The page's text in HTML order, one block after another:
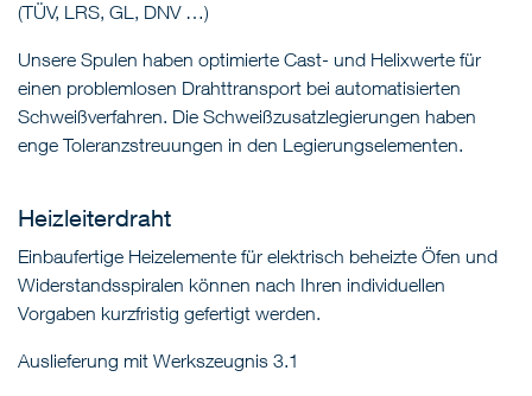
(TÜV, LRS, GL, DNV …)
Unsere Spulen haben optimierte Cast- und Helixwerte für
einen problemlosen Drahttransport bei automatisierten
Schweißverfahren. Die Schweißzusatzlegierungen haben
enge Toleranzstreuungen in den Legierungselementen.
Heizleiterdraht
Einbaufertige Heizelemente für elektrisch beheizte Öfen und
Widerstandsspiralen können nach Ihren individuellen
Vorgaben kurzfristig gefertigt werden.
Auslieferung mit Werkszeugnis 3.1